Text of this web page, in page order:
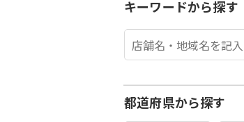
キーワードから探す
都道府県から探す